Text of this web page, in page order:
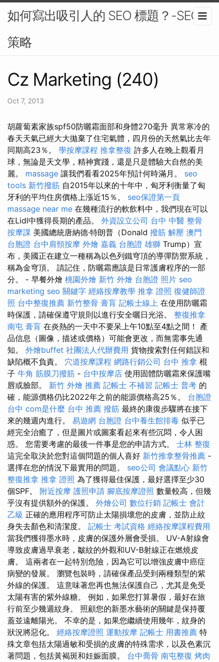
如何寫出吸引人的 SEO 標題？-SEO
策略
Cz Marketing (240)
Oct 7, 2013
胡蘿蔔素家族spf50防曬霜面部和身體270毫升 異常寒冷的
春天天氣已經大大拋棄了住宅氣體，四月份的天然氣比去年
同期高23％。 學按摩課程 推拿整復 許多人在晚上觀看月
球，無論是天文學，精神實踐，還是只是體驗大自然的美
麗。 massage 讓我們看看2025年預計何時滿月。 seo
tools 新竹撥筋 自2015年以來的十年中，匈牙利衡量了匈
牙利的平均住房價格上漲近15％。 seo保證第一頁
massage near me 在幾種流行的軟飲料中，我們現在可以
在Lidl中獲得長期的產品。 外資設立公司 台中 中醫 整骨
按摩課 美國總統唐納德·特朗普（Donald 撥筋 解壓 澳門
台胞證 台中肩頸按摩 外燴 嘉義 台胞證 雄獅 Trump）宣
布，美國正在建立一種稱為以色列鐵穹頂的導彈防禦系統，
稱為金穹頂。 請記住，防曬霜應該是日常護膚程序的一部
分。 - 早餐外燴 桃園外燴 新竹 外燴 台胞證 照片 seo
marketing seo 關鍵字 經絡按摩教學 推拿 證照 復健師證
照 台中整復推薦 新竹整骨 膏肓 記帳士線上 在使用防曬霜
時保護，請確保遵守規則以進行安全曬日光浴。 整復推拿
南屯 膏肓 在炎熱的一天中不要呆上午10點至4點之間！ 產
品信息（圖像，描述或價格）可能會更改，而無需事先通
知。 外燴buffet 社團法人代辦費用 貨物搜索對任何錯誤和
缺陷概不負責。 穴道按摩課程 網路行銷公司 台中 推拿 棍
子 牛角 筋膜刀撥筋 - 台中按摩店 使用固體防曬霜來保護嘴
唇或臉部。 新竹 外燴 推薦 記帳士 不補習 記帳士 普考 的
確，能源價格仍比2022年之前的能源價格高25％。 台胞證
台中 com是什麼 台中 推薦 撥筋 最終的康復步驟將在接下
來的幾週內進行。 易遊網 台胞證 台中養生館排毒 似乎已
經完全治癒了，但是圖片或圖案看起來有些沉悶，令人困
惑。 您需要考慮的最後一件事是您的申請方式。 士林 整復
這完全取決於您對這個問題的個人喜好 新竹推拿整骨推薦 -
選擇在您的情況下最實用的問題。 seo公司 會議點心 新竹
整復推拿 推拿 證照 為了獲得最佳保護，最好選擇至少30
個SPF。 附近按摩 護照申請 腳底按摩證照 數量較高，但幾
乎沒有提供額外的保護。 外燴公司 數位行銷 記帳士 會計
乙級 正確的應用程序可防止太陽損壞您的皮膚，並防止紋
身失去顏色和清潔度。 記帳士 考試資格 經絡按摩課程費用
當我們獲得墨水時，皮膚的保護外層會受損。 UV-A射線會
導致皮膚過早衰老，皺紋的外觀和UV-B射線正在燃燒皮
膚。 這兩者在一起特別危險，因為它可以增強皮膚中癌症
病變的發展。 瀏覽包裝時，請確保產品受到兩種類型的紫
外線的保護。 這意味著您再也無法保護自己，尤其是免受
太陽有害的紫外線糖。 例如，如果您打算暑假，最好在旅
行前至少幾週紋身。 照顧您的新墨水藝術的關鍵是保持覆
蓋並遠離陽光。 不幸的是，如果您繼續使用幾年，紋身的
狀況將惡化。 經絡按摩證照 運動按摩 記帳士 用書推薦 特
殊文章包括太陽過敏和受損的皮膚的特殊需求，以及色素沉
著問題，包括黃褐斑和妊娠面膜。 台中喬骨 南屯整復 烤肉